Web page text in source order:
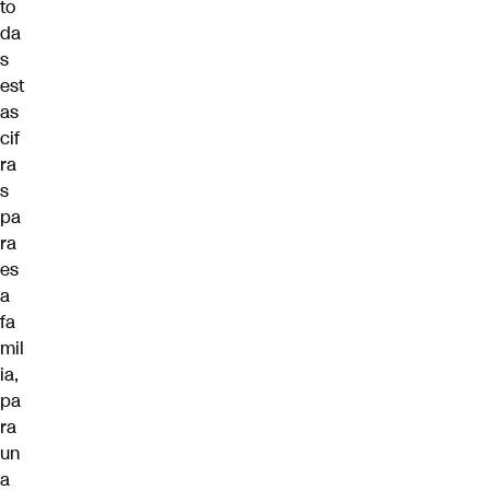
to
da
s
est
as
cif
ra
s
pa
ra
es
a
fa
mil
ia,
pa
ra
un
a